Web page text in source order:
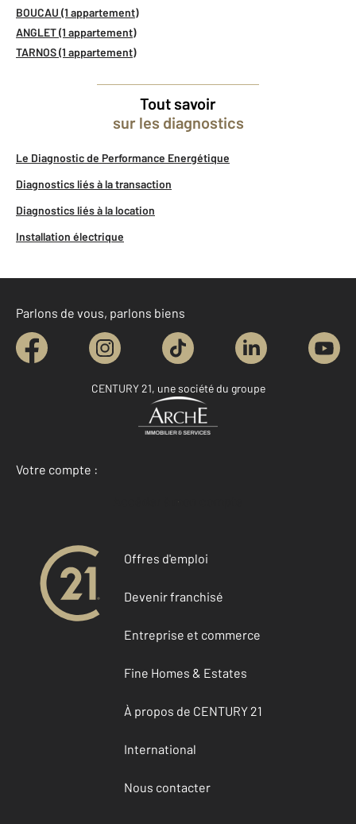
BOUCAU (1 appartement)
ANGLET (1 appartement)
TARNOS (1 appartement)
Tout savoir
sur les diagnostics
Le Diagnostic de Performance Energétique
Diagnostics liés à la transaction
Diagnostics liés à la location
Installation électrique
Parlons de vous, parlons biens
CENTURY 21, une société du groupe
Votre compte :
Accéder à mon compte
Offres d'emploi
Devenir franchisé
Entreprise et commerce
Fine Homes & Estates
À propos de CENTURY 21
International
Nous contacter